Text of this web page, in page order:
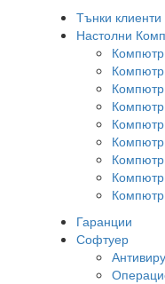
Тънки клиенти
Настолни
Гаранции
Софтуер